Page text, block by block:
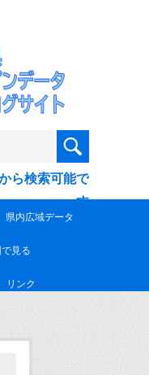
ら検索可能で
す
県内広域データ
見る
リンク